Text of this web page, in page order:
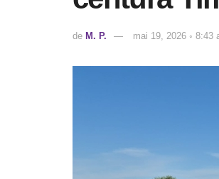
de M. P. mai 19, 2026 ◦ 8:43